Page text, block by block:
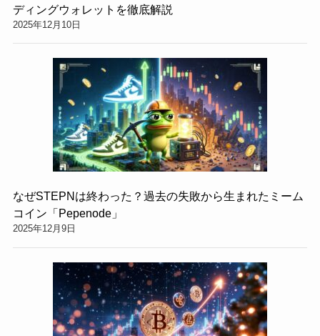
ディングウォレットを徹底解説
2025年12月10日
なぜSTEPNは終わった？過去の失敗から生まれたミーム
コイン「Pepenode」
2025年12月9日